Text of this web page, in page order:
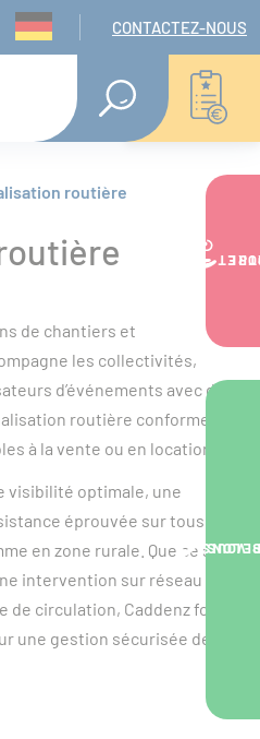
Navigation
CONTACTEZ-NOUS
routière
de chantiers et
les collectivités,
d’événements avec des
routière conforme aux
à la vente ou en location.
visibilité optimale, une
éprouvée sur tous
en zone rurale. Que ce soit
intervention sur réseau ou
circulation, Caddenz fournit
une gestion sécurisée des
VOTRE
NOUS VOUS